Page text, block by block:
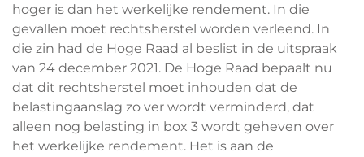
hoger is dan het werkelijke rendement. In die
gevallen moet rechtsherstel worden verleend. In
die zin had de Hoge Raad al beslist in de uitspraak
van 24 december 2021. De Hoge Raad bepaalt nu
dat dit rechtsherstel moet inhouden dat de
belastingaanslag zo ver wordt verminderd, dat
alleen nog belasting in box 3 wordt geheven over
het werkelijke rendement. Het is aan de